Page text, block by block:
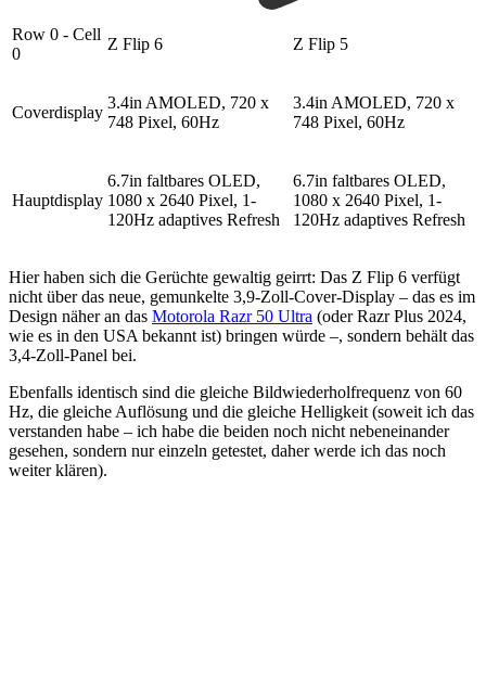
Row 0 - Cell
0
Z Flip 6 Z Flip 5
Coverdisplay
3.4in AMOLED, 720 x
748 Pixel, 60Hz
3.4in AMOLED, 720 x
748 Pixel, 60Hz
Hauptdisplay
6.7in faltbares OLED,
1080 x 2640 Pixel, 1-
120Hz adaptives Refresh
6.7in faltbares OLED,
1080 x 2640 Pixel, 1-
120Hz adaptives Refresh
Hier haben sich die Gerüchte gewaltig geirrt: Das Z Flip 6 verfügt
nicht über das neue, gemunkelte 3,9-Zoll-Cover-Display – das es im
Design näher an das Motorola Razr 50 Ultra (oder Razr Plus 2024,
wie es in den USA bekannt ist) bringen würde –, sondern behält das
3,4-Zoll-Panel bei.
Ebenfalls identisch sind die gleiche Bildwiederholfrequenz von 60
Hz, die gleiche Auflösung und die gleiche Helligkeit (soweit ich das
verstanden habe – ich habe die beiden noch nicht nebeneinander
gesehen, sondern nur einzeln getestet, daher werde ich das noch
weiter klären).